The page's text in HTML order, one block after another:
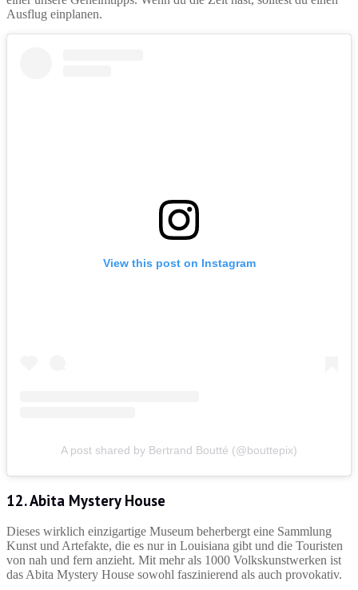
Ausflug einplanen.
View this post on Instagram
A post shared by Bertrand Boutté (@bouttepix)
12. Abita Mystery House
Dieses wirklich einzigartige Museum beherbergt eine Sammlung
Kunst und Artefakte, die es nur in Louisiana gibt und die Touristen
von nah und fern anzieht. Mit mehr als 1000 Volkskunstwerken ist
das Abita Mystery House sowohl faszinierend als auch provokativ.